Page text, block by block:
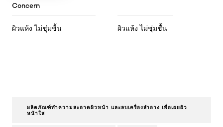
Concern
ผิวแห้ง ไม่ชุ่มชื้น ผิวแห้ง ไม่ชุ่มชื้น
ผลิตภัณฑ์ทำความสะอาดผิวหน้า และลบเครื่องสำอาง เพื่อเผยผิว
หน้าใส